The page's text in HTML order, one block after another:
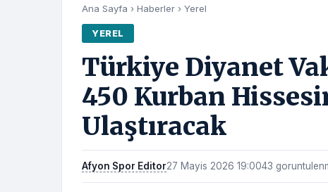
Ana Sayfa › Haberler › Yerel
YEREL
Türkiye Diyanet
450 Kurban
Ulaştıracak
Afyon Spor Editor27 Mayis 2026 19:0043